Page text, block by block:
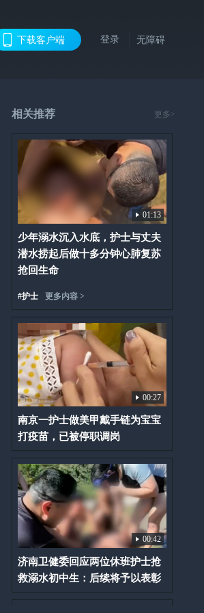
下载客户端 登录 无障碍
相关推荐 更多>
01:13
少年溺水沉入水底，护士与丈夫
潜水捞起后做十多分钟心肺复苏
抢回生命
#护士 更多内容 >
00:27
南京一护士做美甲戴手链为宝宝
打疫苗，已被停职调岗
00:42
济南卫健委回应两位休班护士抢
救溺水初中生：后续将予以表彰